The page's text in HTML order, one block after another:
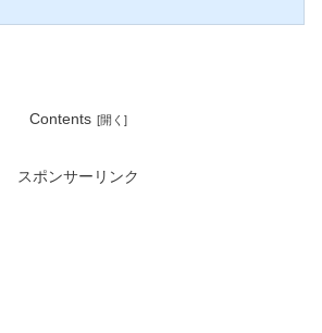
Contents
スポンサーリンク